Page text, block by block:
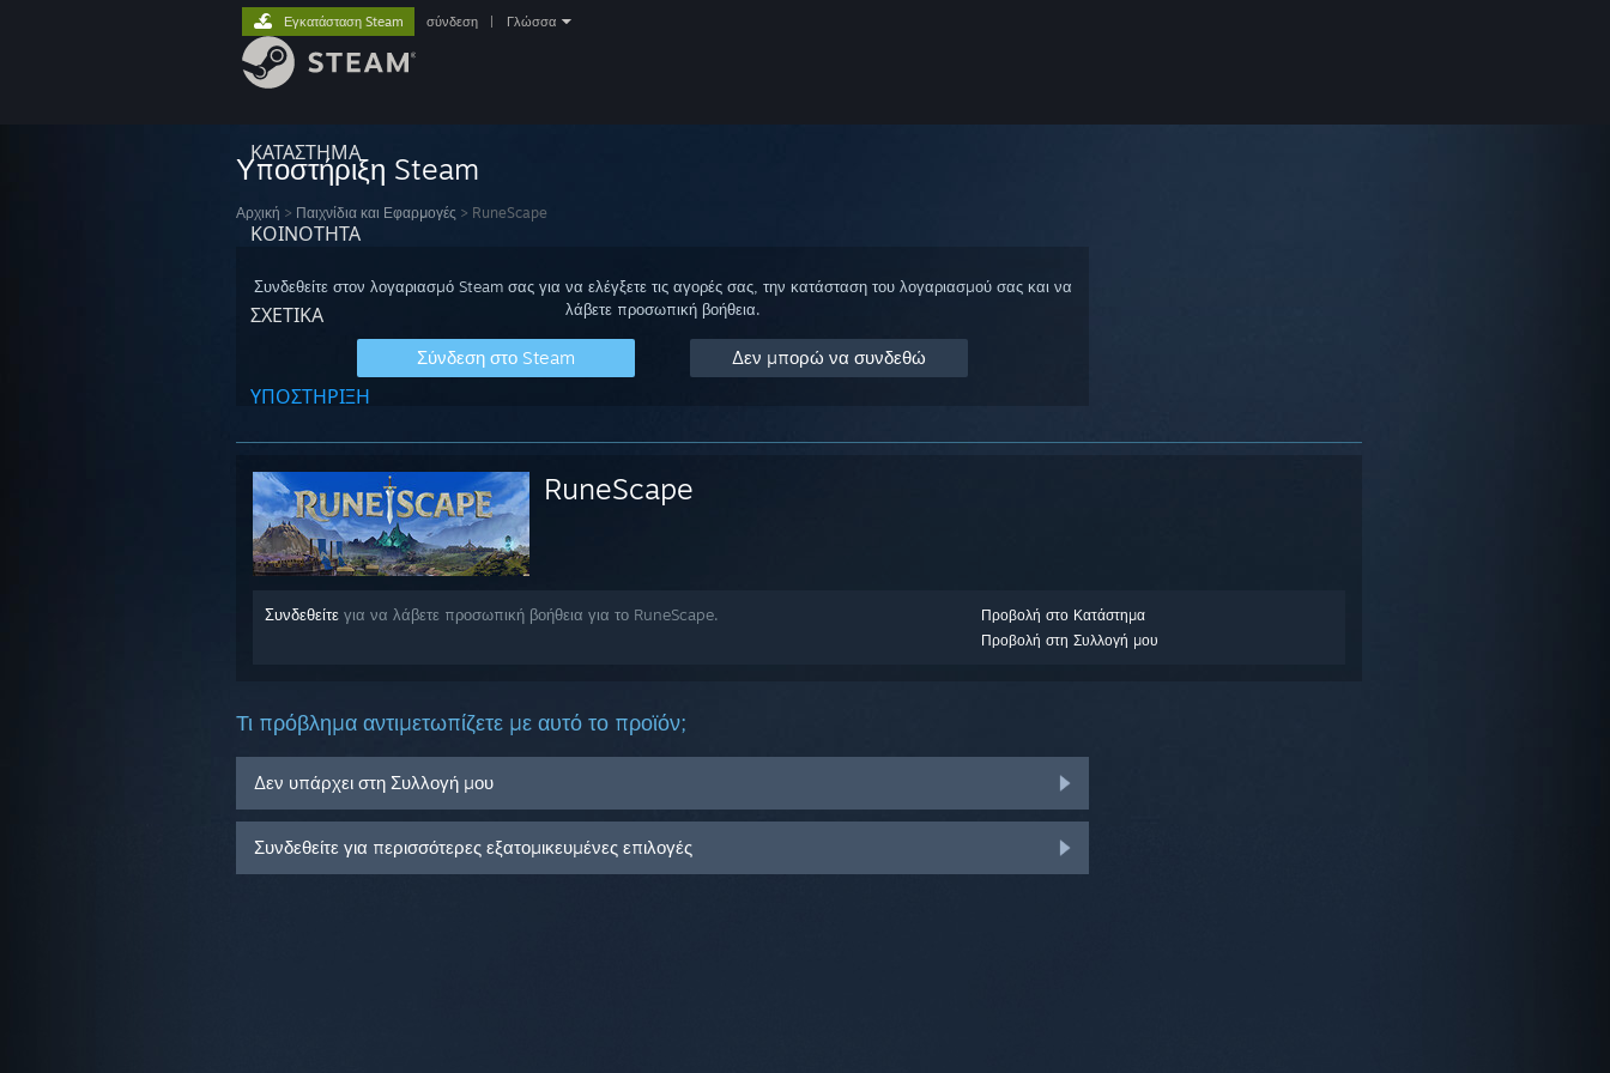
ΚΑΤΑΣΤΗΜΑ
ΚΟΙΝΟΤΗΤΑ
ΣΧΕΤΙΚΆ
ΥΠΟΣΤΗΡΙΞΗ
Εγκατάσταση Steam σύνδεση Γλώσσα
Υποστήριξη Steam
Αρχική > Παιχνίδια και Εφαρμογές > RuneScape
Συνδεθείτε στον λογαριασμό Steam σας για να ελέγξετε τις αγορές σας, την κατάσταση του λογαριασμού σας και να
λάβετε προσωπική βοήθεια.
Σύνδεση στο Steam Δεν μπορώ να συνδεθώ
RuneScape
Προβολή στο Κατάστημα
Προβολή στη Συλλογή μου
Συνδεθείτε για να λάβετε προσωπική βοήθεια για το RuneScape.
Τι πρόβλημα αντιμετωπίζετε με αυτό το προϊόν;
Δεν υπάρχει στη Συλλογή μου
Συνδεθείτε για περισσότερες εξατομικευμένες επιλογές